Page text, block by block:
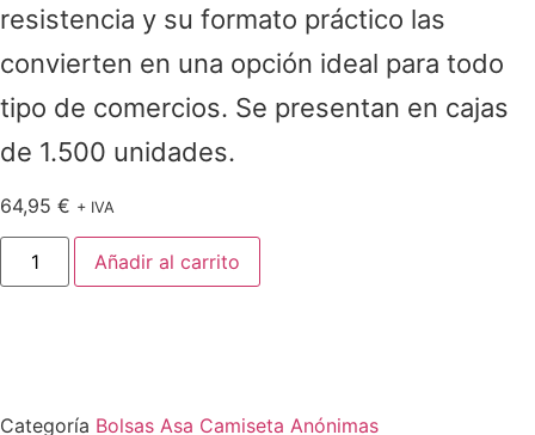
resistencia y su formato práctico las
convierten en una opción ideal para todo
tipo de comercios. Se presentan en cajas
de 1.500 unidades.
64,95 € + IVA
Añadir al carrito
Categoría Bolsas Asa Camiseta Anónimas